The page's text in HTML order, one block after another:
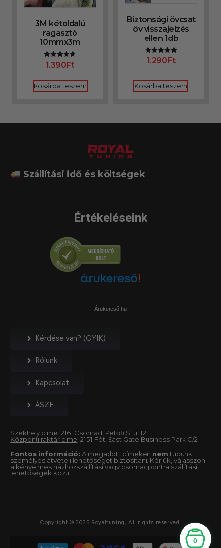
3M kétoldalú
ragasztó
10mmx3m
Értékelés:
4.92
1.390Ft
Kosárba teszem
Biztonsági övcsat
öv visszajelzés
ellen 1db
Értékelés:
5.00
1.290Ft
Kosárba teszem
Szállítási idő és költségek
Értékeléseink
Árukereső.hu
Kérdése van? (GYIK)
Rólunk
Kapcsolat
ÁSZF
Székhely címe: 2161 Csomád, Petőfi S. u. 12.
Központi raktár címe: 2151 Fót, East Gate Business Park C/2
Fontos információ: A megadott címeken nem tudunk
személyes átvételi lehetőséget biztosítani. Kérjük, válasszon
a kényelmes házhozszállítási vagy csomagpontra szállítási
lehetőségek közül.
Copyright © 2025 Royaltuning, All rights reserved.
0